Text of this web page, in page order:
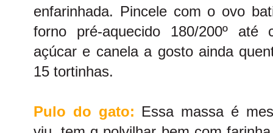
enfarinhada. Pincele com o ovo
forno pré-aquecido 180/200º até
açúcar e canela a gosto ainda
15 tortinhas.
Pulo do gato: Essa massa é